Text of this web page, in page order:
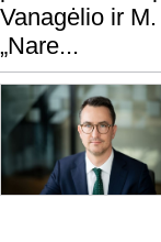
Vanagėlio ir
„Nare...